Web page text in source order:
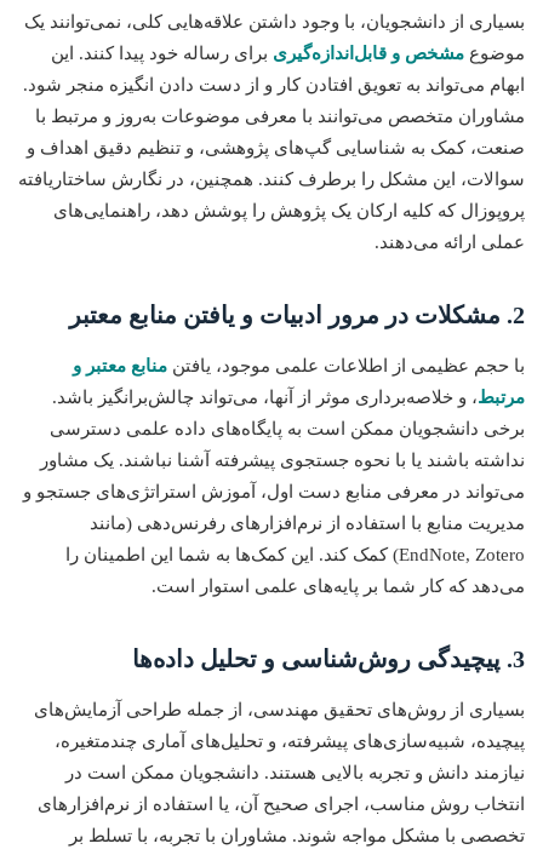
بسیاری از دانشجویان، با وجود داشتن علاقه‌هایی کلی، نمی‌توانند یک
موضوع مشخص و قابل‌اندازه‌گیری برای رساله خود پیدا کنند. این
ابهام می‌تواند به تعویق افتادن کار و از دست دادن انگیزه منجر شود.
مشاوران متخصص می‌توانند با معرفی موضوعات به‌روز و مرتبط با
صنعت، کمک به شناسایی گپ‌های پژوهشی، و تنظیم دقیق اهداف و
سوالات، این مشکل را برطرف کنند. همچنین، در نگارش ساختاریافته
پروپوزال که کلیه ارکان یک پژوهش را پوشش دهد، راهنمایی‌های
عملی ارائه می‌دهند.
2. مشکلات در مرور ادبیات و یافتن منابع معتبر
با حجم عظیمی از اطلاعات علمی موجود، یافتن منابع معتبر و
مرتبط، و خلاصه‌برداری موثر از آنها، می‌تواند چالش‌برانگیز باشد.
برخی دانشجویان ممکن است به پایگاه‌های داده علمی دسترسی
نداشته باشند یا با نحوه جستجوی پیشرفته آشنا نباشند. یک مشاور
می‌تواند در معرفی منابع دست اول، آموزش استراتژی‌های جستجو و
مدیریت منابع با استفاده از نرم‌افزارهای رفرنس‌دهی (مانند
EndNote, Zotero) کمک کند. این کمک‌ها به شما این اطمینان را
می‌دهد که کار شما بر پایه‌های علمی استوار است.
3. پیچیدگی روش‌شناسی و تحلیل داده‌ها
بسیاری از روش‌های تحقیق مهندسی، از جمله طراحی آزمایش‌های
پیچیده، شبیه‌سازی‌های پیشرفته، و تحلیل‌های آماری چندمتغیره،
نیازمند دانش و تجربه بالایی هستند. دانشجویان ممکن است در
انتخاب روش مناسب، اجرای صحیح آن، یا استفاده از نرم‌افزارهای
تخصصی با مشکل مواجه شوند. مشاوران با تجربه، با تسلط بر